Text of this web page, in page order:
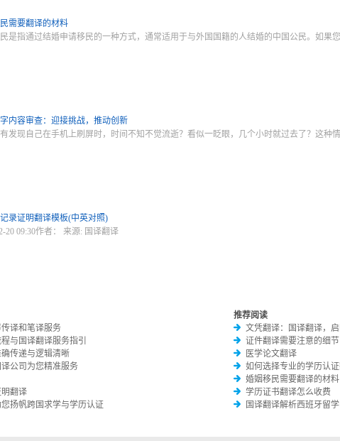
需要翻译的材料
是指通过结婚申请移民的一种方式，通常适用于与外国国籍的人结婚的中国公民。如果
内容审查：迎接挑战，推动创新
发现自己在手机上刷屏时，时间不知不觉流逝？看似一眨眼，几个小时就过去了？这
录证明翻译模板(中英对照)
20 09:30作者： 来源: 国译翻译
译和笔译服务
与国译翻译服务指引
传递与逻辑清晰
公司为您精准服务
翻译
扬帆跨国求学与学历认证
推荐阅读
文凭翻译：国译翻译，
证件翻译需要注意的细节
医学论文翻译
如何选择专业的学历认证
婚姻移民需要翻译的材料
学历证书翻译怎么收费
国译翻译解析西班牙留